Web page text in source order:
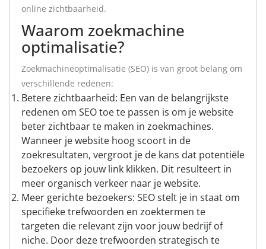
online zichtbaarheid.
Waarom zoekmachine
optimalisatie?
Zoekmachineoptimalisatie (SEO) is van groot belang om
verschillende redenen:
Betere zichtbaarheid: Een van de belangrijkste
redenen om SEO toe te passen is om je website
beter zichtbaar te maken in zoekmachines.
Wanneer je website hoog scoort in de
zoekresultaten, vergroot je de kans dat potentiële
bezoekers op jouw link klikken. Dit resulteert in
meer organisch verkeer naar je website.
Meer gerichte bezoekers: SEO stelt je in staat om
specifieke trefwoorden en zoektermen te
targeten die relevant zijn voor jouw bedrijf of
niche. Door deze trefwoorden strategisch te